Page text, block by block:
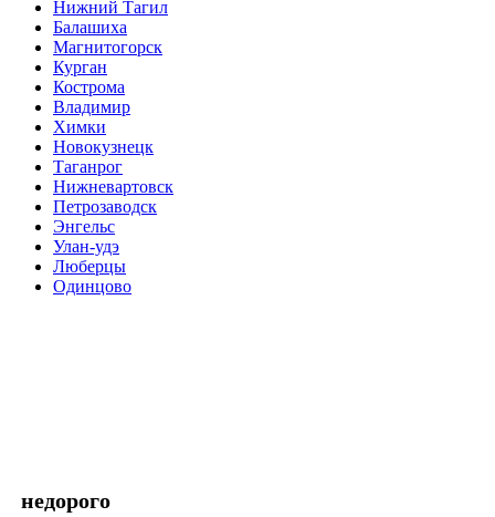
Нижний Тагил
Балашиха
Магнитогорск
Курган
Кострома
Владимир
Химки
Новокузнецк
Таганрог
Нижневартовск
Петрозаводск
Энгельс
Улан-удэ
Люберцы
Одинцово
недорого